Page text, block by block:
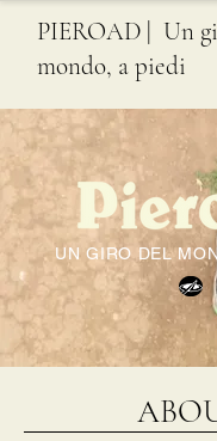
PIEROAD
| Un
mondo, a piedi
UN GIRO DEL